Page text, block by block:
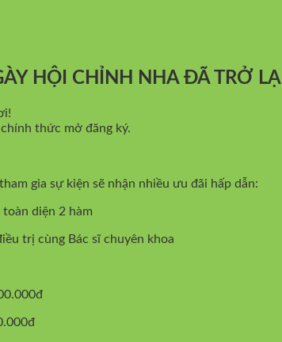
HỘI CHỈNH NHA ĐÃ TRỞ LẠI
thức mở đăng ký.
gia sự kiện sẽ nhận nhiều ưu đãi hấp dẫn:
diện 2 hàm
trị cùng Bác sĩ chuyên khoa